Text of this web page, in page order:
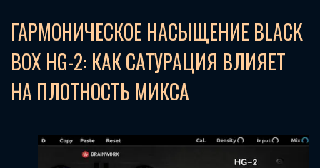
ГАРМОНИЧЕСКОЕ НАСЫЩЕНИЕ BLACK
BOX HG-2: КАК САТУРАЦИЯ ВЛИЯЕТ
НА ПЛОТНОСТЬ МИКСА